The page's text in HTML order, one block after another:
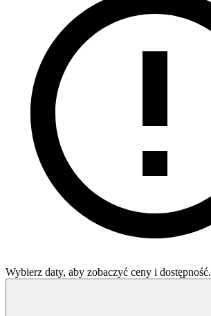
Wybierz daty, aby zobaczyć ceny i dostępność.